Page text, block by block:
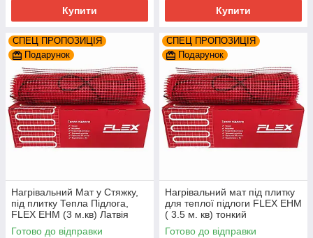
Купити Купити
СПЕЦ ПРОПОЗИЦІЯ
Подарунок
Нагрівальний Мат у Стяжку,
під плитку Тепла Підлога,
FLEX EHM (3 м.кв) Латвія
Готово до відправки
СПЕЦ ПРОПОЗИЦІЯ
Подарунок
Нагрівальний мат під плитку
для теплої підлоги FLEX EHM
( 3.5 м. кв) тонкий
двожильний
Готово до відправки